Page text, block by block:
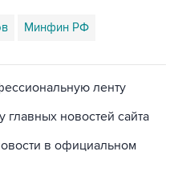
Минфин РФ
ленту
главных новостей сайта
в официальном